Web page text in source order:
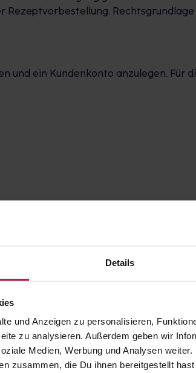
Details
und Anzeigen zu personalisieren,
zu analysieren. Außerdem geben wir
Medien, Werbung und Analysen
zusammen, die Du ihnen bereitgestellt
Rechtsgrundlage
und ein Kundenkonto anzulegen. Für
Gesundheitsdaten (teilweise
Zahlungsart